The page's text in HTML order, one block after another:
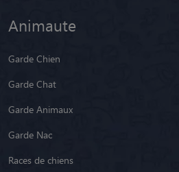
Animaute
Garde Chien
Garde Chat
Garde Animaux
Garde Nac
Races de chiens